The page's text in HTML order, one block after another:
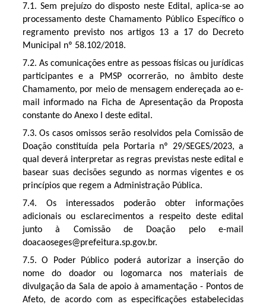
7.1. Sem prejuízo do disposto neste Edital, aplica-se ao
processamento deste Chamamento Público Específico o
regramento previsto nos artigos 13 a 17 do Decreto
Municipal nº 58.102/2018.
7.2. As comunicações entre as pessoas físicas ou jurídicas
participantes e a PMSP ocorrerão, no âmbito deste
Chamamento, por meio de mensagem endereçada ao e-
mail informado na Ficha de Apresentação da Proposta
constante do Anexo I deste edital.
7.3. Os casos omissos serão resolvidos pela Comissão de
Doação constituída pela Portaria nº 29/SEGES/2023, a
qual deverá interpretar as regras previstas neste edital e
basear suas decisões segundo as normas vigentes e os
princípios que regem a Administração Pública.
7.4. Os interessados poderão obter informações
adicionais ou esclarecimentos a respeito deste edital
junto à Comissão de Doação pelo e-mail
doacaoseges@prefeitura.sp.gov.br.
7.5. O Poder Público poderá autorizar a inserção do
nome do doador ou logomarca nos materiais de
divulgação da Sala de apoio à amamentação - Pontos de
Afeto, de acordo com as especificações estabelecidas